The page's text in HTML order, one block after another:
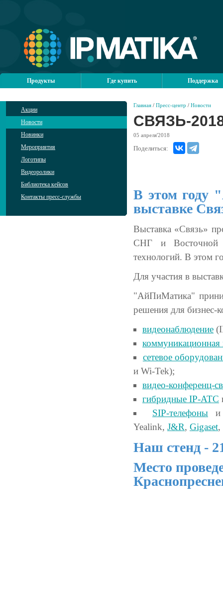
Продукты Где купить Поддержка
Акции
Новости
Новинки
Мероприятия
Логотипы
Видеоролики
Библиотека кейсов
Контакты пресс-службы
Главная / Пресс-центр / Новости
СВЯЗЬ-
05 апреля'2018
Поделиться:
В этом году
выставке
Выставка «Связь»
СНГ и Восточной
технологий. В этом
Для участия в
"АйПиМатика"
решения для бизнес-
видеонаблюдение
сетевое
и Wi-Tek);
видео-конференц-
гибридные IP-АТС
SIP-телефоны
Yealink, J&R, Gigaset,
Наш стенд -
Место